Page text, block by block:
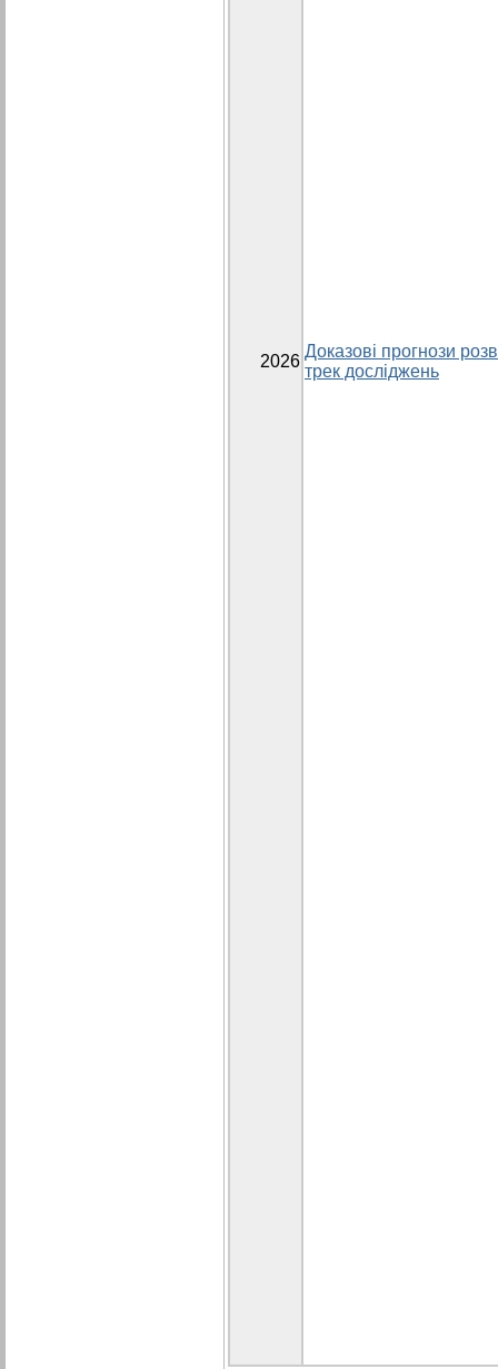
2026
Доказові прогнози
трек досліджень